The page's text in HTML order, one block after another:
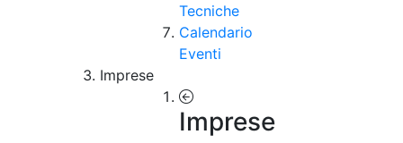
Tecniche
Calendario
Eventi
Imprese
Imprese